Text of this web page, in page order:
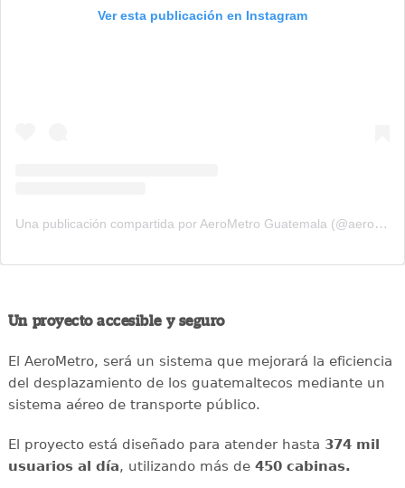
Ver esta publicación en Instagram
Una publicación compartida por AeroMetro Guatemala (@aerometrogt)
Un proyecto accesible y seguro
El AeroMetro, será un sistema que mejorará la eficiencia
del desplazamiento de los guatemaltecos mediante un
sistema aéreo de transporte público.
El proyecto está diseñado para atender hasta 374 mil
usuarios al día, utilizando más de 450 cabinas.